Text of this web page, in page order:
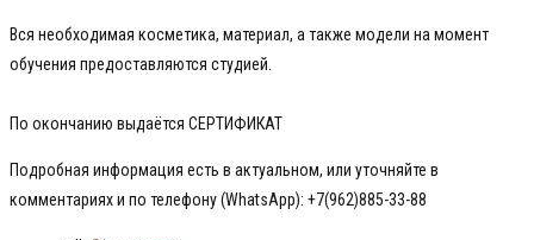
Вся необходимая косметика, материал, а также модели на момент
обучения предоставляются студией.
По окончанию выдаётся СЕРТИФИКАТ
Подробная информация есть в актуальном, или уточняйте в
комментариях и по телефону (WhatsApp): +7(962)885-33-88